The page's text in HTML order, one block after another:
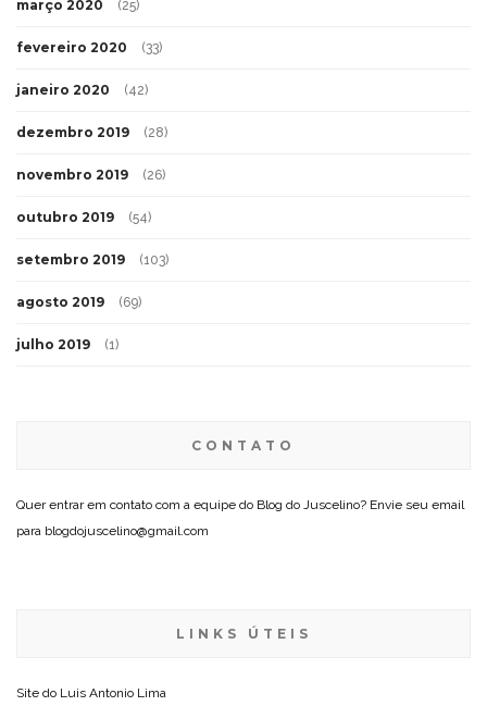
março 2020 (25)
fevereiro 2020 (33)
janeiro 2020 (42)
dezembro 2019 (28)
novembro 2019 (26)
outubro 2019 (54)
setembro 2019 (103)
agosto 2019 (69)
julho 2019 (1)
CONTATO
Quer entrar em contato com a equipe do Blog do Juscelino? Envie seu email
para blogdojuscelino@gmail.com
LINKS ÚTEIS
Site do Luis Antonio Lima